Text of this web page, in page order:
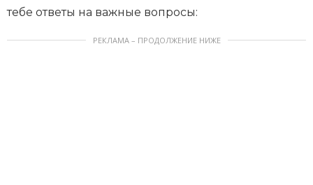
тебе ответы на важные вопросы:
РЕКЛАМА – ПРОДОЛЖЕНИЕ НИЖЕ